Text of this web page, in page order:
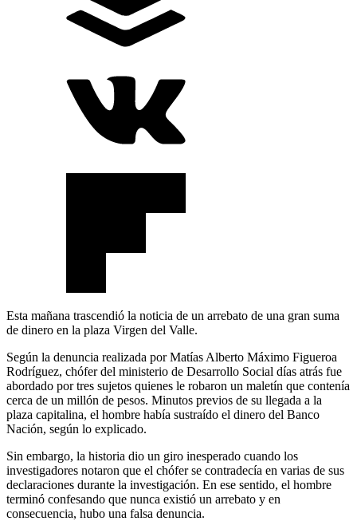
Esta mañana trascendió la noticia de un arrebato de una gran suma
de dinero en la plaza Virgen del Valle.
Según la denuncia realizada por Matías Alberto Máximo Figueroa
Rodríguez, chófer del ministerio de Desarrollo Social días atrás fue
abordado por tres sujetos quienes le robaron un maletín que contenía
cerca de un millón de pesos. Minutos previos de su llegada a la
plaza capitalina, el hombre había sustraído el dinero del Banco
Nación, según lo explicado.
Sin embargo, la historia dio un giro inesperado cuando los
investigadores notaron que el chófer se contradecía en varias de sus
declaraciones durante la investigación. En ese sentido, el hombre
terminó confesando que nunca existió un arrebato y en
consecuencia, hubo una falsa denuncia.